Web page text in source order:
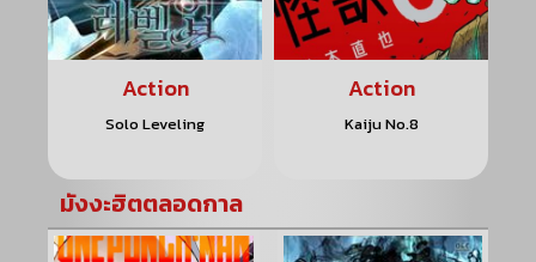
Action
Kaiju No.8
Action
One Piece
มังงะฮิตตลอดกาล